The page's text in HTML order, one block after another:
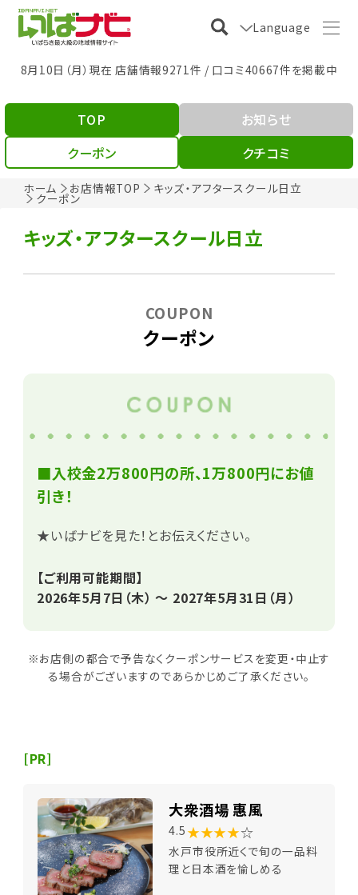
Language
8月10日（月）現在 店舗情報9271件 / 口コミ40667件を掲載中
ホーム お店情報TOP キッズ・アフタースクール日立
クーポン
TOP
お知らせ
クーポン
クチコミ
キッズ・アフタースクール日立
クーポン
COUPON
■入校金2万800円の所、1万800円にお値
引き！
★いばナビを見た！とお伝えください。
【ご利用可能期間】
2026年5月7日（木） ～ 2027年5月31日（月）
※お店側の都合で予告なくクーポンサービスを変更・中止す
る場合がございますのであらかじめご了承ください。
[PR]
大衆酒場 惠風
4.5 ★★★★☆
水戸市役所近くで旬の一品料
理と日本酒を愉しめる